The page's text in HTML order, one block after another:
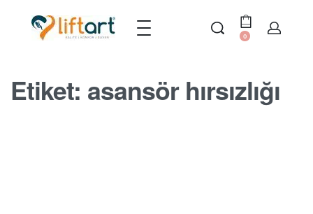
0
Etiket: asansör hırsızlığı